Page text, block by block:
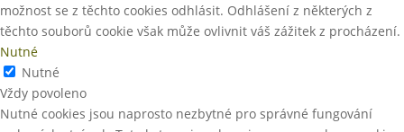
možnost se z těchto cookies odhlásit. Odhlášení z některých z
těchto souborů cookie však může ovlivnit váš zážitek z procházení.
Nutné
Nutné
Vždy povoleno
Nutné cookies jsou naprosto nezbytné pro správné fungování